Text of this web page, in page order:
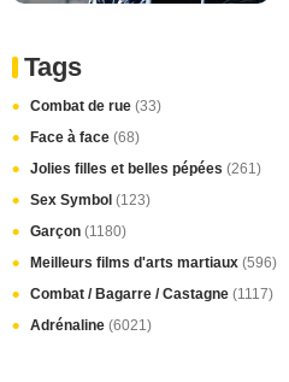
Tags
Combat de rue (33)
Face à face (68)
Jolies filles et belles pépées (261)
Sex Symbol (123)
Garçon (1180)
Meilleurs films d'arts martiaux (596)
Combat / Bagarre / Castagne (1117)
Adrénaline (6021)